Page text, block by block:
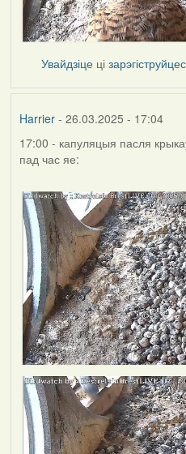
Увайдзіце ці
Harrier- 26.03.2025 - 17:04
17:00 - капуляцыя пасля
пад час яе: